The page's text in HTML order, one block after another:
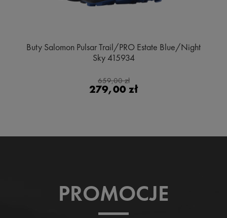
Buty Salomon Pulsar Trail/PRO Estate Blue/Night
Sky 415934
659,00 zł
279,00 zł
PROMOCJE